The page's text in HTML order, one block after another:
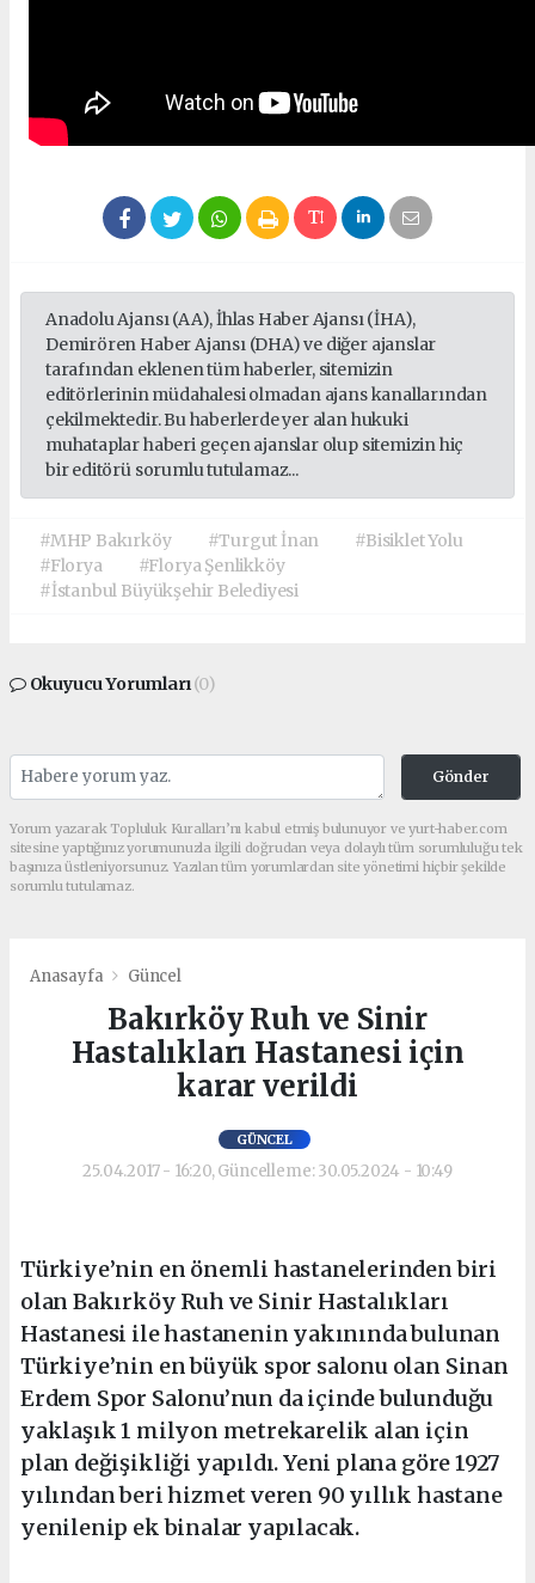
Anadolu Ajansı (AA), İhlas Haber Ajansı (İHA),
Demirören Haber Ajansı (DHA) ve diğer ajanslar
tarafından eklenen tüm haberler, sitemizin
editörlerinin müdahalesi olmadan ajans kanallarından
çekilmektedir. Bu haberlerde yer alan hukuki
muhataplar haberi geçen ajanslar olup sitemizin hiç
bir editörü sorumlu tutulamaz...
#MHP Bakırköy #Turgut İnan
#Bisiklet Yolu
#Florya
#Florya Şenlikköy
#İstanbul Büyükşehir Belediyesi
Okuyucu Yorumları(0)
Gönder
Yorum yazarak Topluluk Kuralları’nı kabul etmiş bulunuyor ve yurt-haber.com
sitesine yaptığınız yorumunuzla ilgili doğrudan veya dolaylı tüm sorumluluğu tek
başınıza üstleniyorsunuz. Yazılan tüm yorumlardan site yönetimi hiçbir şekilde
sorumlu tutulamaz.
Anasayfa Güncel
Bakırköy Ruh ve Sinir
Hastalıkları Hastanesi için
karar verildi
GÜNCEL
25.04.2017 - 16:20, Güncelleme: 30.05.2024 - 10:49
Türkiye’nin en önemli hastanelerinden biri
olan Bakırköy Ruh ve Sinir Hastalıkları
Hastanesi ile hastanenin yakınında bulunan
Türkiye’nin en büyük spor salonu olan Sinan
Erdem Spor Salonu’nun da içinde bulunduğu
yaklaşık 1 milyon metrekarelik alan için
plan değişikliği yapıldı. Yeni plana göre 1927
yılından beri hizmet veren 90 yıllık hastane
yenilenip ek binalar yapılacak.